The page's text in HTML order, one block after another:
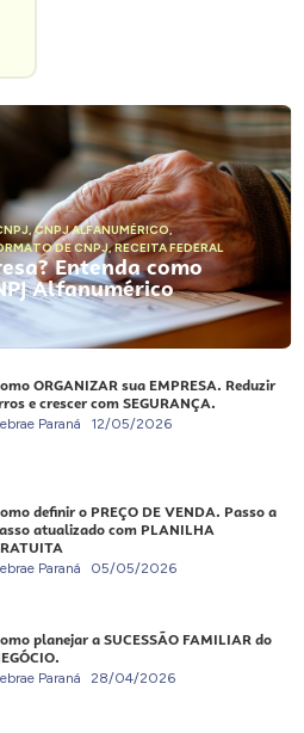
,CNPJ ALFANUMÉRICO,
DE CNPJ,RECEITA FEDERAL
Entenda como
Alfanumérico
ORGANIZAR sua EMPRESA. Reduzir
e crescer com SEGURANÇA.
Paraná 12/05/2026
definir o PREÇO DE VENDA. Passo a
atualizado com PLANILHA
Paraná 05/05/2026
planejar a SUCESSÃO FAMILIAR do
Paraná 28/04/2026